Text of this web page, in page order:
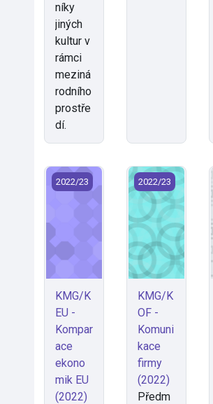
níky
jiných
kultur v
rámci
meziná
rodního
prostře
dí.
KMG/KEU - Komparace ekonomik
2022/23
KMG/K
EU -
Kompar
ace
ekono
mik EU
(2022)
KMG/KOF -
2022/23
KMG/K
OF -
Komuni
kace
firmy
(2022)
Předm